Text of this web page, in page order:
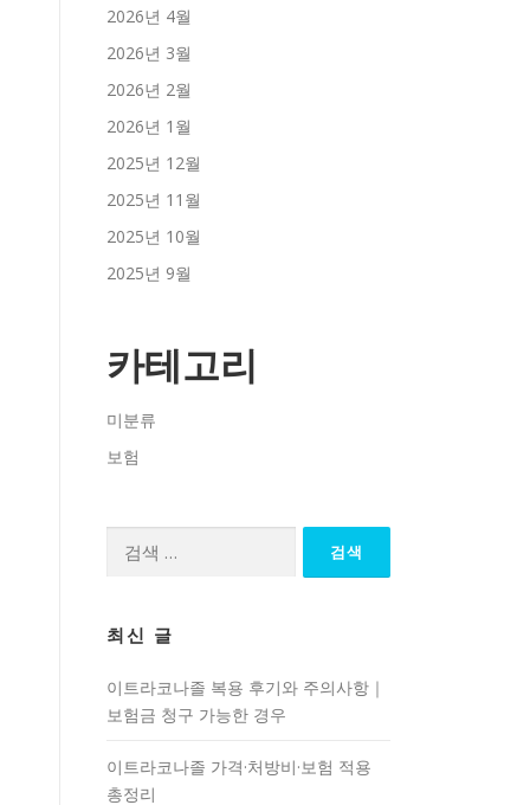
2026년 4월
2026년 3월
2026년 2월
2026년 1월
2025년 12월
2025년 11월
2025년 10월
2025년 9월
카테고리
미분류
보험
최신 글
이트라코나졸 복용 후기와 주의사항｜
보험금 청구 가능한 경우
이트라코나졸 가격·처방비·보험 적용
총정리